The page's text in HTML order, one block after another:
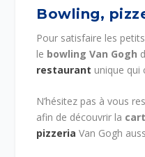
Bowling,
Pour satisfaire les
le bowling Van Gogh
restaurant unique qui
N’hésitez pas à vous
afin de découvrir la
pizzeria Van Gogh